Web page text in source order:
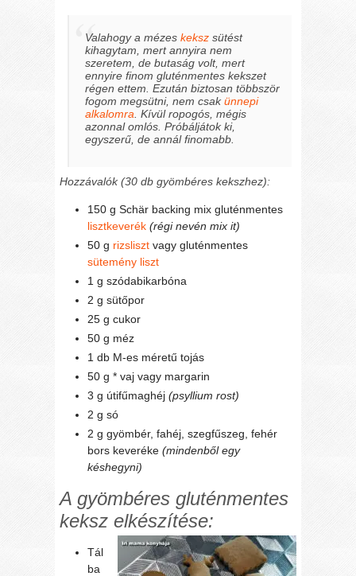
Valahogy a mézeskeksz sütést
kihagytam, mert annyira nem
szeretem, de butaság volt, mert
ennyire finom gluténmentes kekszet
régen ettem. Ezután biztosan többször
fogom megsütni, nem csakünnepi
alkalomra . Kívül ropogós, mégis
azonnal omlós. Próbáljátok ki,
egyszerű, de annál finomabb.
Hozzávalók (30 db gyömbéres kekszhez):
150 g Schär backing mix gluténmentes
lisztkeverék (régi nevén mix it)
50 g rizsliszt vagy gluténmentes
sütemény liszt
1 g szódabikarbóna
2 g sütőpor
25 g cukor
50 g méz
1 db M-es méretű tojás
50 g * vaj vagy margarin
3 g útifűmaghéj(psyllium rost)
2 g só
2 g gyömbér, fahéj, szegfűszeg, fehér
bors keveréke(mindenből egy
késhegyni)
A gyömbéres gluténmentes
keksz elkészítése:
Tál
ba